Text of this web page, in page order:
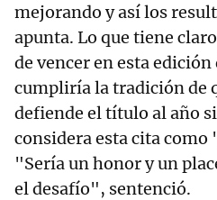
mejorando y así los
apunta. Lo que tiene
de vencer en esta
cumpliría la tradición de
defiende el título al año
considera esta cita como
"Sería un honor y un
el desafío", sentenció.